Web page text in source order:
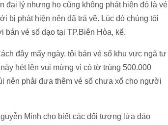
đại lý nhưng họ cũng không phát hiện đó là vé
bị phát hiện nên đã trả về. Lúc đó chúng tôi
vé số dạo tại TP.Biên Hòa, kể.
đây mấy ngày, tôi bán vé số khu vực ngã tư
hét lên vui mừng vì có tờ trúng 500.000
nên phải đưa thêm vé số chưa xổ cho người
Minh cho biết các đối tượng lừa đảo